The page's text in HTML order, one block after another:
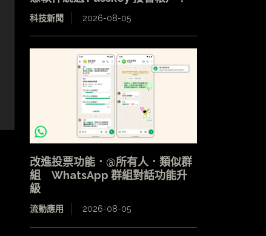
科技新聞 2026-08-05
改進投票功能．@所有人．類似群
組 WhatsApp 群組對話功能升
級
流動應用 2026-08-05